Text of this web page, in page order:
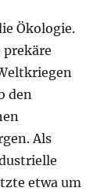
Ökologie.
prekäre
den
Als
etwa um